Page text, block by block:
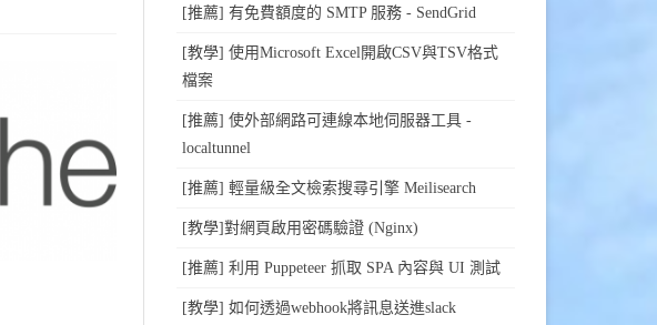
[推薦] 有免費額度的 SMTP 服務 - SendGrid
[教學] 使用Microsoft Excel開啟CSV與TSV格式
檔案
[推薦] 使外部網路可連線本地伺服器工具 -
localtunnel
[推薦] 輕量級全文檢索搜尋引擎 Meilisearch
[教學]對網頁啟用密碼驗證 (Nginx)
[推薦] 利用 Puppeteer 抓取 SPA 內容與 UI 測試
[教學] 如何透過webhook將訊息送進slack